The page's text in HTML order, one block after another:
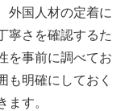
外国人材の定着に
寧さを確認するた
を事前に調べてお
も明確にしておく
ます。